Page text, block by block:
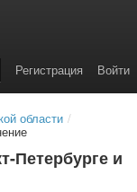
Войти
Регистрация
области /
Петербурге и